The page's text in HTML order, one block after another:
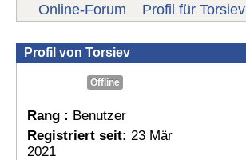
Online-Forum Profil für Torsiev
Profil von Torsiev
Offline
Rang : Benutzer
Registriert seit: 23 Mär
2021